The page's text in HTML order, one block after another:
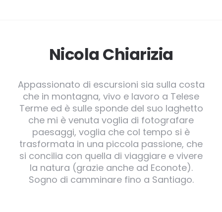
Nicola Chiarizia
Appassionato di escursioni sia sulla costa
che in montagna, vivo e lavoro a Telese
Terme ed è sulle sponde del suo laghetto
che mi è venuta voglia di fotografare
paesaggi, voglia che col tempo si è
trasformata in una piccola passione, che
si concilia con quella di viaggiare e vivere
la natura (grazie anche ad Econote).
Sogno di camminare fino a Santiago.